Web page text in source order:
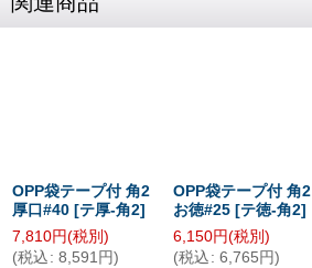
OPP袋テープ付 角2
厚口#40 [テ厚-角2]
7,810円(税別)
(税込 : 8,591 円)
OPP袋テープ付 角2
お徳#25 [テ徳-角2]
6,150円(税別)
(税込 : 6,765 円)